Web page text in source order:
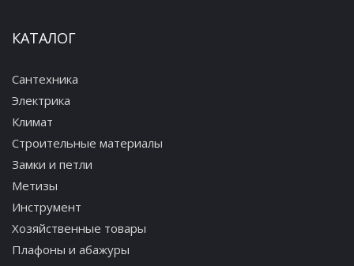
КАТАЛОГ
Сантехника
Электрика
Климат
Строительные материалы
Замки и петли
Метизы
Инструмент
Хозяйственные товары
Плафоны и абажуры